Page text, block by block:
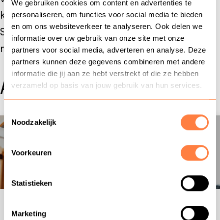
We gebruiken cookies om content en advertenties te
personaliseren, om functies voor social media te bieden
en om ons websiteverkeer te analyseren. Ook delen we
informatie over uw gebruik van onze site met onze
partners voor social media, adverteren en analyse. Deze
partners kunnen deze gegevens combineren met andere
informatie die jij aan ze hebt verstrekt of die ze hebben
verzameld op basis van jouw gebruik van hun services.
Noodzakelijk
Voorkeuren
Statistieken
Marketing
klantcontact op verschillende niveaus.
Schrijf je direct in of informeer naar
mogelijkheden voor incompany.
Aanbod
communicatie
E-learning